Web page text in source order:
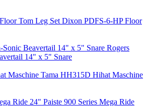
Dixon PDFS-6-HP Floor
Rogers
14" x 5" Snare
Tama HH315D Hihat Maschine
Paiste 900 Series Mega Ride